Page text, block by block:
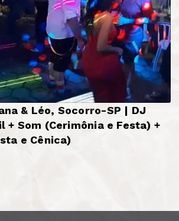
& Léo, Socorro-SP | DJ
+ Som (Cerimônia e Festa) +
e Cênica)